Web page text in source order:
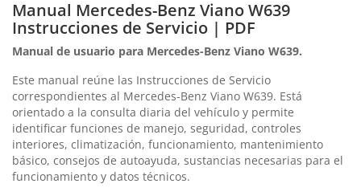
Manual Mercedes-Benz Viano W639
Instrucciones de Servicio | PDF
Manual de usuario para Mercedes-Benz Viano W639.
Este manual reúne las Instrucciones de Servicio
correspondientes al Mercedes-Benz Viano W639. Está
orientado a la consulta diaria del vehículo y permite
identificar funciones de manejo, seguridad, controles
interiores, climatización, funcionamiento, mantenimiento
básico, consejos de autoayuda, sustancias necesarias para el
funcionamiento y datos técnicos.